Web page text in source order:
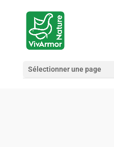
Sélectionner une page